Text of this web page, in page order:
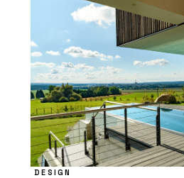
DESIGN